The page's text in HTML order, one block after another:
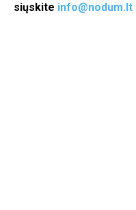
siųskite info@nodum.lt